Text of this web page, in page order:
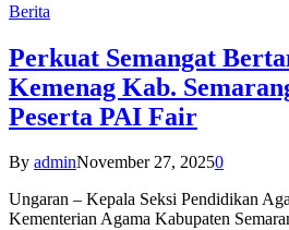
Berita
Perkuat Semangat
Kemenag Kab.
Peserta PAI Fair
By adminNovember 27, 20250
Ungaran – Kepala Seksi Pendidikan
Kementerian Agama Kabupaten